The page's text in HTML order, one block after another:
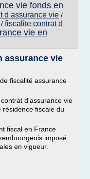
vie fonds en
d assurance vie /
/ fiscalite contrat d
vie en
assurance vie
fiscalité assurance
d'assurance vie
résidence fiscale du
fiscal en France
imposé
en vigueur.